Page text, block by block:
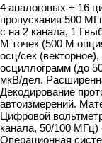
4 аналоговых + 16
пропускания 500
с на 2 канала, 1
М точек (500 М
осц/сек
осциллограмм (до
мкВ/дел.
Декодирование
автоизмерений.
Цифровой
канала, 50/100
Операционная